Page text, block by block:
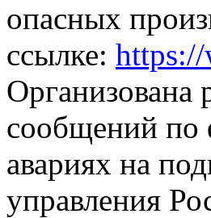
опасных
ссылке:
Организована
сообщений по
авариях на
управления